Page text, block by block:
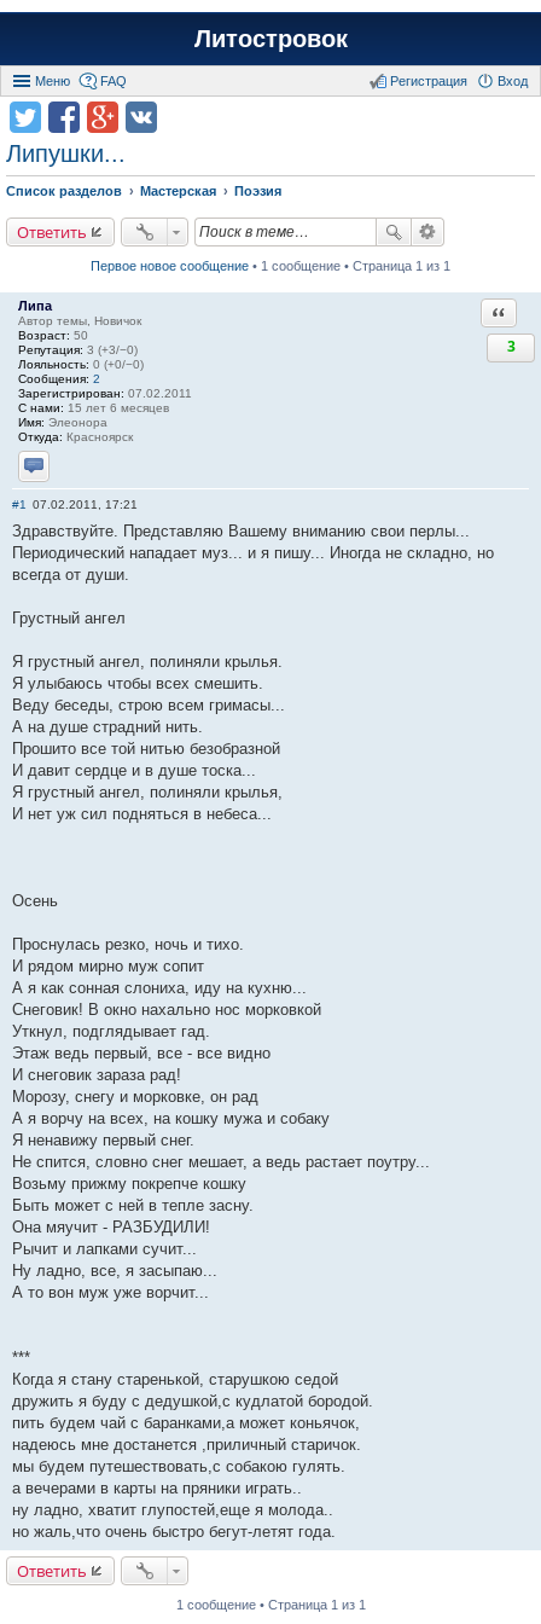
Литостровок
Меню FAQ Вход
Регистрация
Липушки...
Список разделов Мастерская Поэзия
Ответить
Первое новое сообщение • 1 сообщение • Страница 1 из 1
Липа
Автор темы, Новичок
Возраст: 50
Репутация: 3 (+3/−0)
Лояльность: 0 (+0/−0)
Сообщения: 2
Зарегистрирован: 07.02.2011
С нами: 15 лет 6 месяцев
Имя: Элеонора
Откуда: Красноярск
Отправить личное сообщение
3
#1 07.02.2011, 17:21
Здравствуйте. Представляю Вашему вниманию свои перлы...
Периодический нападает муз... и я пишу... Иногда не складно, но
всегда от души.
Грустный ангел
Я грустный ангел, полиняли крылья.
Я улыбаюсь чтобы всех смешить.
Веду беседы, строю всем гримасы...
А на душе страдний нить.
Прошито все той нитью безобразной
И давит сердце и в душе тоска...
Я грустный ангел, полиняли крылья,
И нет уж сил подняться в небеса...
Осень
Проснулась резко, ночь и тихо.
И рядом мирно муж сопит
А я как сонная слониха, иду на кухню...
Снеговик! В окно нахально нос морковкой
Уткнул, подглядывает гад.
Этаж ведь первый, все - все видно
И снеговик зараза рад!
Морозу, снегу и морковке, он рад
А я ворчу на всех, на кошку мужа и собаку
Я ненавижу первый снег.
Не спится, словно снег мешает, а ведь растает поутру...
Возьму прижму покрепче кошку
Быть может с ней в тепле засну.
Она мяучит - РАЗБУДИЛИ!
Рычит и лапками сучит...
Ну ладно, все, я засыпаю...
А то вон муж уже ворчит...
***
Когда я стану старенькой, старушкою седой
дружить я буду с дедушкой,с кудлатой бородой.
пить будем чай с баранками,а может коньячок,
надеюсь мне достанется ,приличный старичок.
мы будем путешествовать,с собакою гулять.
а вечерами в карты на пряники играть..
ну ладно, хватит глупостей,еще я молода..
но жаль,что очень быстро бегут-летят года.
Ответить
1 сообщение • Страница 1 из 1